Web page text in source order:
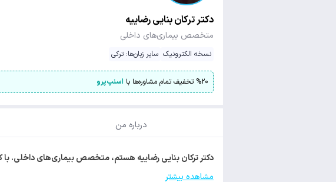
دکتر ترکان بنایی رضاییه
متخصص بیماری‌های داخلی
نسخه الکترونیک سایر زبان‌ها: ترکی
%۲۰ تخفیف تمام مشاوره‌ها با اسنپ‌پرو
درباره من
دکتر ترکان بنایی رضاییه هستم، متخصص بیماری‌های داخلی. با کد نظام پزشکی 146651
مشاهده بیشتر